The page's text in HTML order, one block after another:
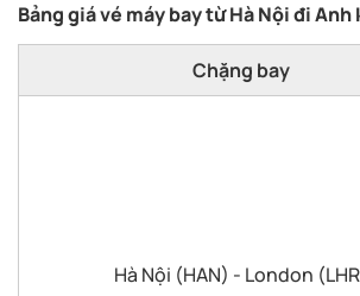
Bảng giá vé máy bay từ Hà Nội đi
Chặng bay
Hà Nội (HAN) - London